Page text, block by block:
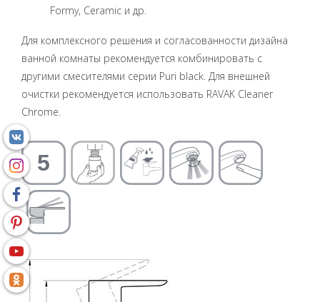
Formy, Ceramic и др.
Для комплексного решения и согласованности дизайна
ванной комнаты рекомендуется комбинировать с
другими смесителями серии Puri black. Для внешней
очистки рекомендуется использовать RAVAK Cleaner
Chrome.